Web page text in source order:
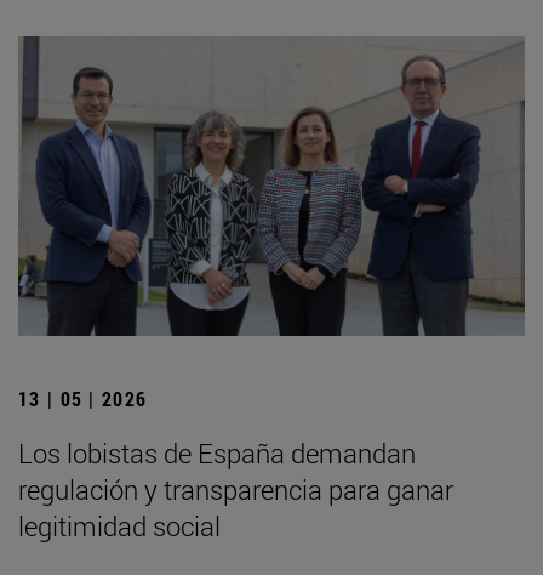
13 | 05 | 2026
Los lobistas de España demandan
regulación y transparencia para ganar
legitimidad social